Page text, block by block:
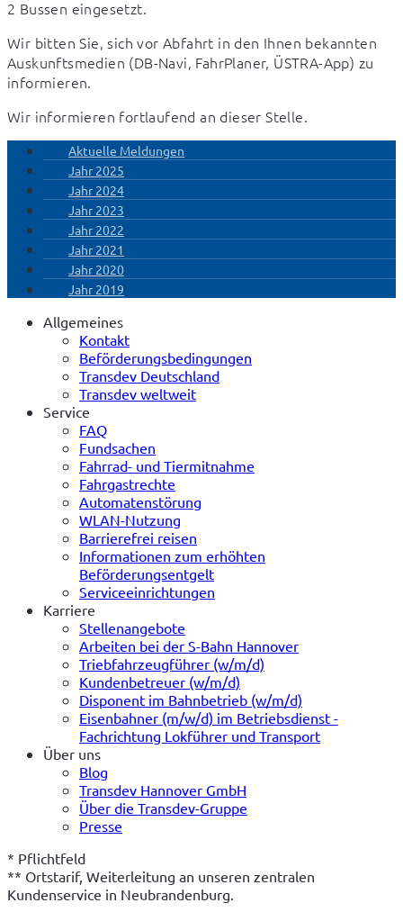
2 Bussen eingesetzt.
Wir bitten Sie, sich vor Abfahrt in den Ihnen bekannten
Auskunftsmedien (DB-Navi, FahrPlaner, ÜSTRA-App) zu
informieren.
Wir informieren fortlaufend an dieser Stelle.
Aktuelle Meldungen
Jahr 2025
Jahr 2024
Jahr 2023
Jahr 2022
Jahr 2021
Jahr 2020
Jahr 2019
Allgemeines
Kontakt
Beförderungsbedingungen
Transdev Deutschland
Transdev weltweit
Service
FAQ
Fundsachen
Fahrrad- und Tiermitnahme
Fahrgastrechte
Automatenstörung
WLAN-Nutzung
Barrierefrei reisen
Informationen zum erhöhten
Beförderungsentgelt
Serviceeinrichtungen
Karriere
Stellenangebote
Arbeiten bei der S-Bahn Hannover
Triebfahrzeugführer (w/m/d)
Kundenbetreuer (w/m/d)
Disponent im Bahnbetrieb (w/m/d)
Eisenbahner (m/w/d) im Betriebsdienst -
Fachrichtung Lokführer und Transport
Über uns
Blog
Transdev Hannover GmbH
Über die Transdev-Gruppe
Presse
* Pflichtfeld
** Ortstarif, Weiterleitung an unseren zentralen
Kundenservice in Neubrandenburg.